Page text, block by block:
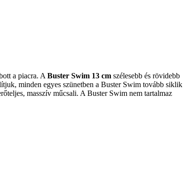
a piacra. A Buster Swim 13 cm szélesebb és rövidebb
minden egyes szünetben a Buster Swim tovább siklik
masszív műcsali. A Buster Swim nem tartalmaz